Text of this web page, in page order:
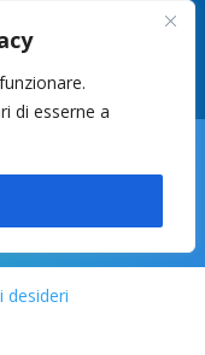
di esserne a
17
desideri